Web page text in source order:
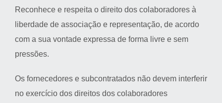
Reconhece e respeita o direito dos colaboradores à
liberdade de associação e representação, de acordo
com a sua vontade expressa de forma livre e sem
pressões.
Os fornecedores e subcontratados não devem interferir
no exercício dos direitos dos colaboradores